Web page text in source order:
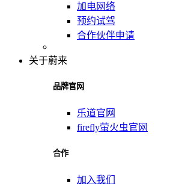
加电网络
预约试驾
合作伙伴申请
关于蔚来
品牌官网
乐道官网
firefly萤火虫官网
合作
加入我们